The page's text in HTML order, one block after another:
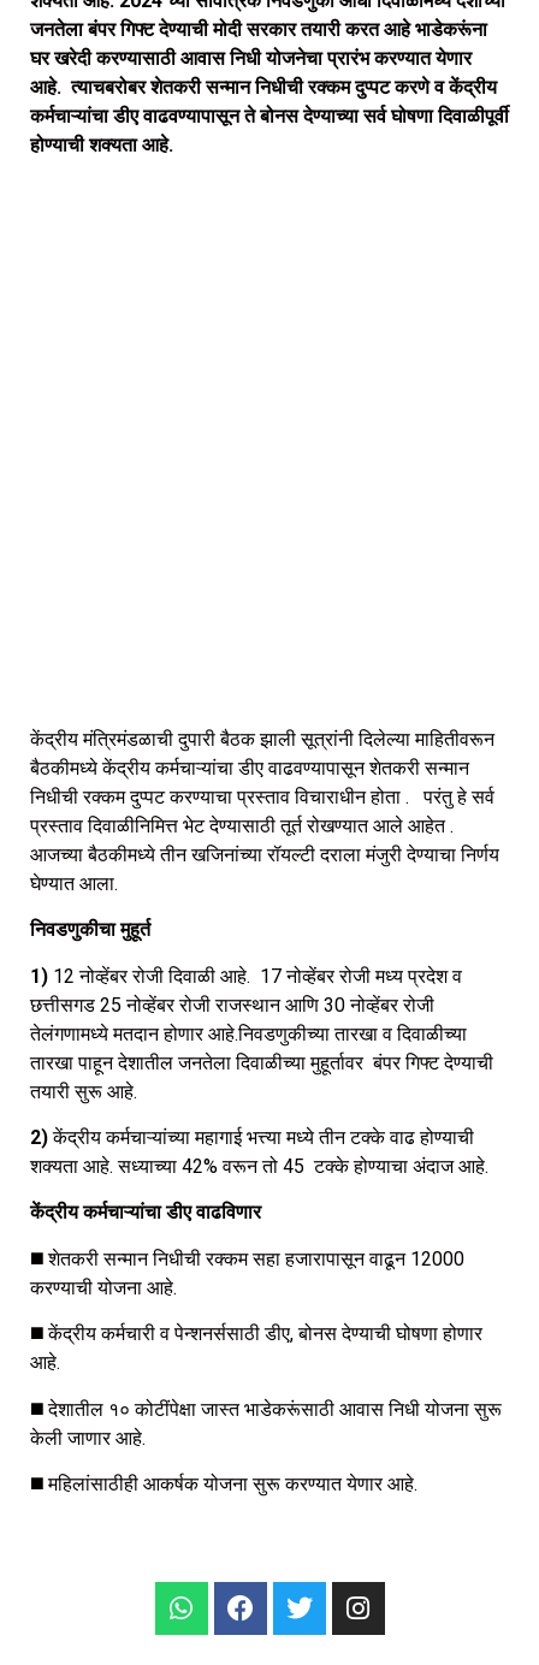
जनतेला बंपर गिफ्ट देण्याची मोदी सरकार तयारी करत आहे भाडेकरूंना
घर खरेदी करण्यासाठी आवास निधी योजनेचा प्रारंभ करण्यात येणार
आहे. त्याचबरोबर शेतकरी सन्मान निधीची रक्कम दुप्पट करणे व केंद्रीय
कर्मचाऱ्यांचा डीए वाढवण्यापासून ते बोनस देण्याच्या सर्व घोषणा दिवाळीपूर्वी
होण्याची शक्यता आहे.
केंद्रीय मंत्रिमंडळाची दुपारी बैठक झाली सूत्रांनी दिलेल्या माहितीवरून
बैठकीमध्ये केंद्रीय कर्मचाऱ्यांचा डीए वाढवण्यापासून शेतकरी सन्मान
निधीची रक्कम दुप्पट करण्याचा प्रस्ताव विचाराधीन होता . परंतु हे सर्व
प्रस्ताव दिवाळीनिमित्त भेट देण्यासाठी तूर्त रोखण्यात आले आहेत .
आजच्या बैठकीमध्ये तीन खजिनांच्या रॉयल्टी दराला मंजुरी देण्याचा निर्णय
घेण्यात आला.
निवडणुकीचा मुहूर्त
1) 12 नोव्हेंबर रोजी दिवाळी आहे. 17 नोव्हेंबर रोजी मध्य प्रदेश व
छत्तीसगड 25 नोव्हेंबर रोजी राजस्थान आणि 30 नोव्हेंबर रोजी
तेलंगणामध्ये मतदान होणार आहे.निवडणुकीच्या तारखा व दिवाळीच्या
तारखा पाहून देशातील जनतेला दिवाळीच्या मुहूर्तावर बंपर गिफ्ट देण्याची
तयारी सुरू आहे.
2)केंद्रीय कर्मचाऱ्यांच्या महागाई भत्त्या मध्ये तीन टक्के वाढ होण्याची
शक्यता आहे. सध्याच्या 42% वरून तो 45 टक्के होण्याचा अंदाज आहे.
केंद्रीय कर्मचाऱ्यांचा डीए वाढविणार
◼️ शेतकरी सन्मान निधीची रक्कम सहा हजारापासून वाढून 12000
करण्याची योजना आहे.
◼️ केंद्रीय कर्मचारी व पेन्शनर्ससाठी डीए, बोनस देण्याची घोषणा होणार
आहे.
◼️ देशातील १० कोटींपेक्षा जास्त भाडेकरूंसाठी आवास निधी योजना सुरू
केली जाणार आहे.
◼️ महिलांसाठीही आकर्षक योजना सुरू करण्यात येणार आहे.